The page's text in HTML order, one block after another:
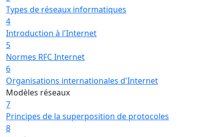
Types de réseaux informatiques
4
Introduction à l'Internet
5
Normes RFC Internet
6
Organisations internationales d'Internet
Modèles réseaux
7
Principes de la superposition de protocoles
8